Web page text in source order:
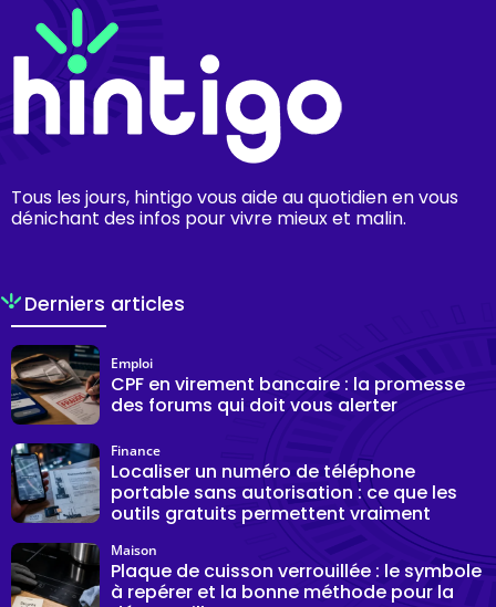
Tous les jours, hintigo vous aide au quotidien en vous
dénichant des infos pour vivre mieux et malin.
Derniers articles
CPF en virement bancaire : la promesse
des forums qui doit vous alerter
Emploi
Localiser un numéro de téléphone
portable sans autorisation : ce que les
outils gratuits permettent vraiment
Finance
Plaque de cuisson verrouillée : le symbole
à repérer et la bonne méthode pour la
Maison